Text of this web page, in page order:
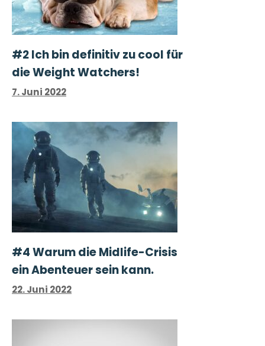
#2 Ich bin definitiv zu cool für
die Weight Watchers!
7. Juni 2022
#4 Warum die Midlife-Crisis
ein Abenteuer sein kann.
22. Juni 2022